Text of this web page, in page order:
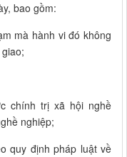
bao gồm:
mà hành vi đó không
chính trị xã hội nghề
nghiệp;
quy định pháp luật về